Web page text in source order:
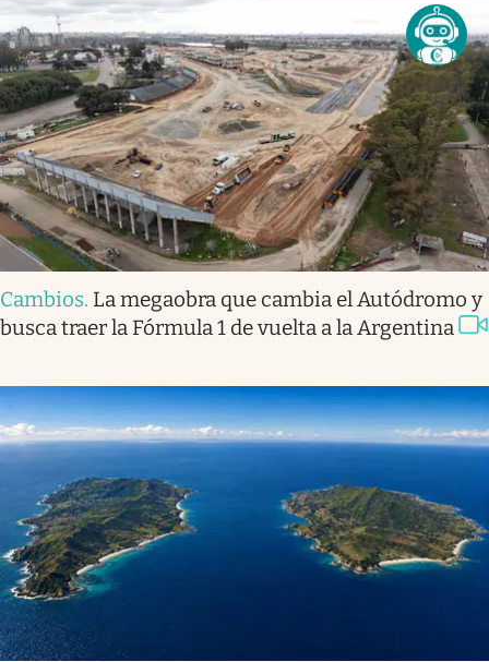
Cambios. La megaobra que cambia el Autódromo y
busca traer la Fórmula 1 de vuelta a la Argentina